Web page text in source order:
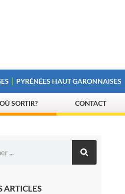
PYRÉNÉES HAUT GARONNAISES
OÙ SORTIR? CONTACT
ARTICLES